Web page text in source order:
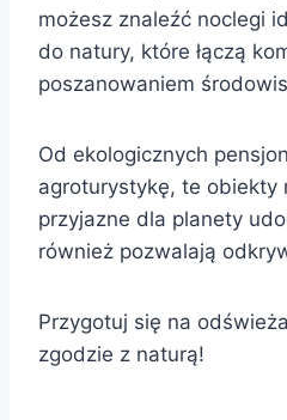
możesz znaleźć noclegi
do natury, które łączą
poszanowaniem
Od ekologicznych
agroturystykę, te obiekty
przyjazne dla planety
również pozwalają
Przygotuj się na
zgodzie z naturą!